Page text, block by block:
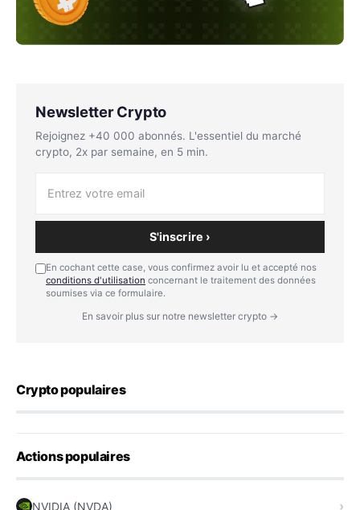
Newsletter Crypto
Rejoignez +40 000 abonnés. L'essentiel du marché
crypto, 2x par semaine, en 5 min.
S'inscrire ›
En cochant cette case, vous confirmez avoir lu et accepté nos
conditions d'utilisation concernant le traitement des données
soumises via ce formulaire.
En savoir plus sur notre newsletter crypto →
Crypto populaires
Actions populaires
NVIDIA (NVDA)